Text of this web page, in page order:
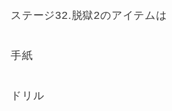
ステージ32.脱獄2のアイテムは
手紙
ドリル